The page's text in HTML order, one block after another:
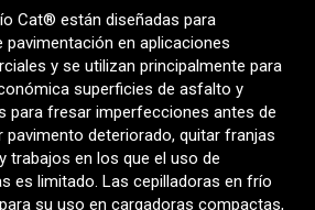
Cat® están diseñadas para
pavimentación en aplicaciones
y se utilizan principalmente para
superficies de asfalto y
para fresar imperfecciones antes de
pavimento deteriorado, quitar franjas
trabajos en los que el uso de
es limitado. Las cepilladoras en frío
su uso en cargadoras compactas,